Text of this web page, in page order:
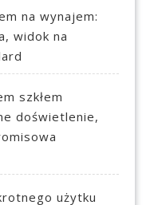
na wynajem:
widok na
szkłem
doświetlenie,
użytku